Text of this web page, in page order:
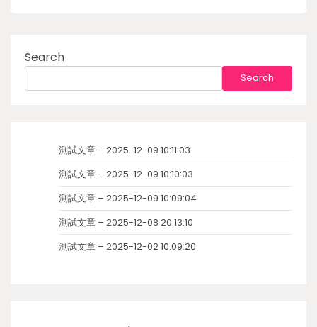
Search
Search
測試文章 – 2025-12-09 10:11:03
測試文章 – 2025-12-09 10:10:03
測試文章 – 2025-12-09 10:09:04
測試文章 – 2025-12-08 20:13:10
測試文章 – 2025-12-02 10:09:20